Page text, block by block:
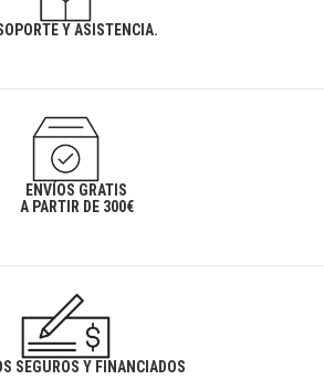
Y ASISTENCIA.
ENVÍOS GRATIS
A PARTIR DE 300€
SEGUROS Y FINANCIADOS